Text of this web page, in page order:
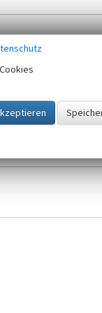
gültigen